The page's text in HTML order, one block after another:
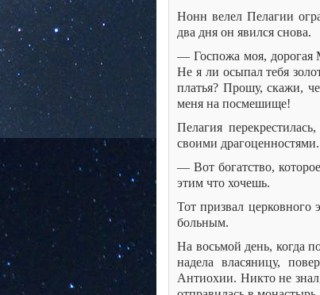
Нонн велел Пелагии
два дня он явился снова.
— Госпожа моя, дорогая
Не я ли осыпал тебя
платья? Прошу, скажи,
меня на посмешище!
Пелагия
своими драгоценностями.
— Вот богатство,
этим что хочешь.
Тот призвал церковного
больным.
На восьмой день, когда
надела власяницу,
Антиохии. Никто не